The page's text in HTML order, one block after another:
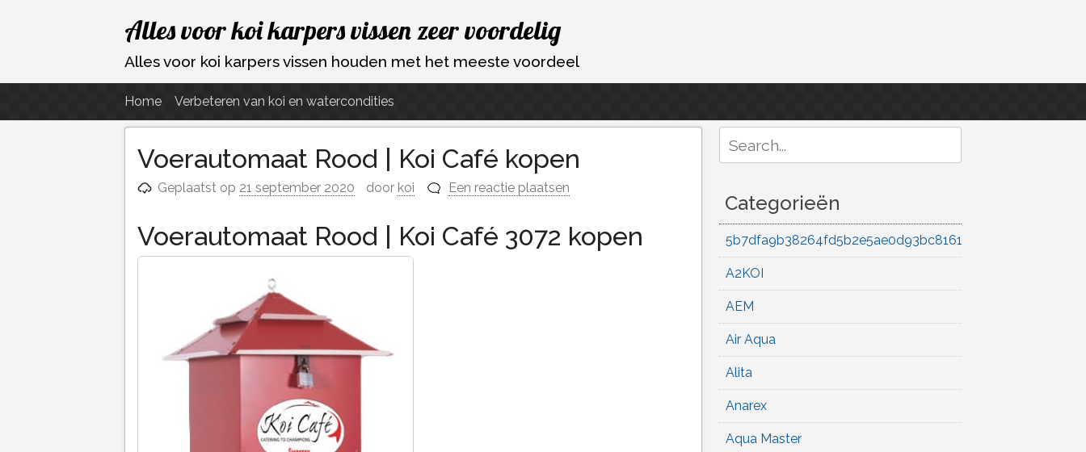
Ga
naar
de
Alles voor koi karpers vissen zeer voordelig
Alles voor koi karpers vissen houden met het meeste voordeel
Home Verbeteren van koi en watercondities
Voerautomaat Rood | Koi Café kopen
Geplaatst op 21 september 2020 door koi Een reactie plaatsen
Voerautomaat Rood | Koi Café 3072 kopen
for:
Categorieën
5b7dfa9b38264fd5b2e5ae0d93bc8161
A2KOI
AEM
Air Aqua
Alita
Anarex
Aqua Master